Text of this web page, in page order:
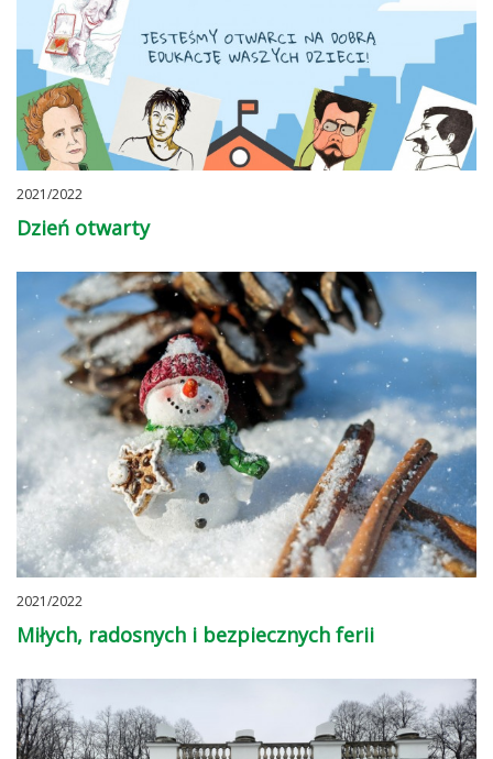
2021/2022
Dzień otwarty
2021/2022
Miłych, radosnych i bezpiecznych ferii